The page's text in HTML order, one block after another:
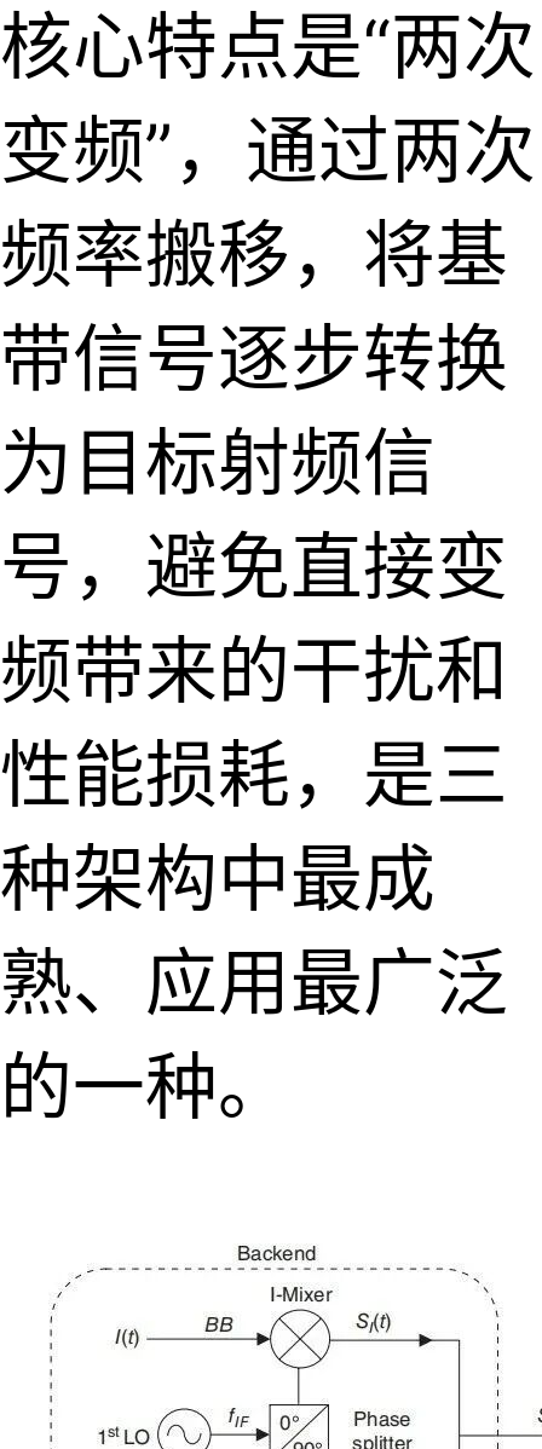
核心特点是“两次
变频”，通过两次
频率搬移，将基
带信号逐步转换
为目标射频信
号，避免直接变
频带来的干扰和
性能损耗，是三
种架构中最成
熟、应用最广泛
的一种。